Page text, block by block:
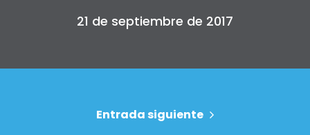
21 de septiembre de 2017
Entrada siguiente